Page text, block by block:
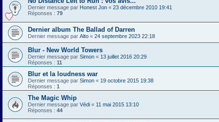
Dernier message par Honest Jon « 23 décembre 2010 19:41
Réponses : 79
Dernier album The Ballad of Darren
Dernier message par Alto « 24 septembre 2023 22:18
Blur - New World Towers
Dernier message par Simon « 13 juillet 2016 20:29
Réponses : 11
Blur et la loudness war
Dernier message par Simon « 19 octobre 2015 19:38
Réponses : 1
The Magic Whip
Dernier message par Védi « 11 mai 2015 13:10
Réponses : 44